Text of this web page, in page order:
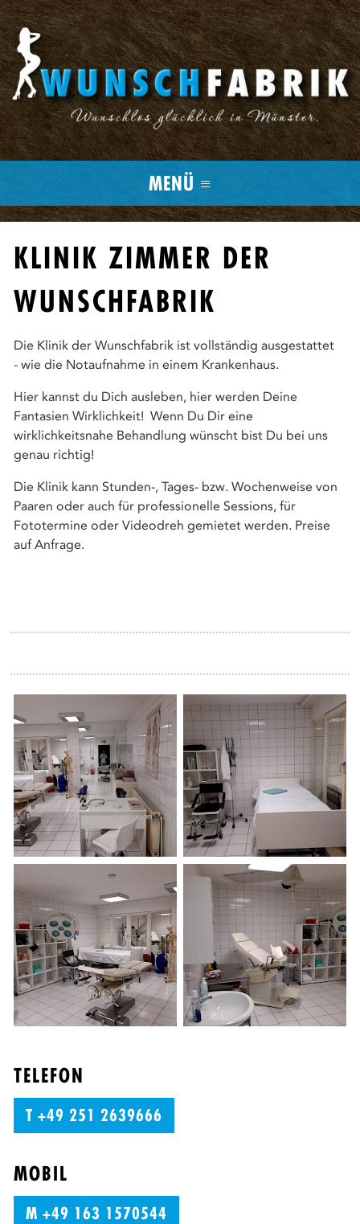
MENÜ ≡
KLINIK ZIMMER DER
WUNSCHFABRIK
Die Klinik der Wunschfabrik ist vollständig ausgestattet
- wie die Notaufnahme in einem Krankenhaus.
Hier kannst du Dich ausleben, hier werden Deine
Fantasien Wirklichkeit! Wenn Du Dir eine
wirklichkeitsnahe Behandlung wünscht bist Du bei uns
genau richtig!
Die Klinik kann Stunden-, Tages- bzw. Wochenweise von
Paaren oder auch für professionelle Sessions, für
Fototermine oder Videodreh gemietet werden. Preise
auf Anfrage.
TELEFON
T +49 251 2639666
MOBIL
M +49 163 1570544